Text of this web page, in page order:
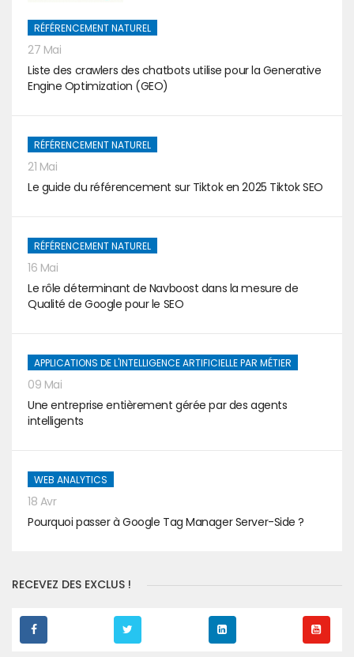
RÉFÉRENCEMENT NATUREL
27 Mai
Liste des crawlers des chatbots utilise pour la Generative
Engine Optimization (GEO)
RÉFÉRENCEMENT NATUREL
21 Mai
Le guide du référencement sur Tiktok en 2025 Tiktok SEO
RÉFÉRENCEMENT NATUREL
16 Mai
Le rôle déterminant de Navboost dans la mesure de
Qualité de Google pour le SEO
APPLICATIONS DE L'INTELLIGENCE ARTIFICIELLE PAR MÉTIER
09 Mai
Une entreprise entièrement gérée par des agents
intelligents
WEB ANALYTICS
18 Avr
Pourquoi passer à Google Tag Manager Server-Side ?
RECEVEZ DES EXCLUS !